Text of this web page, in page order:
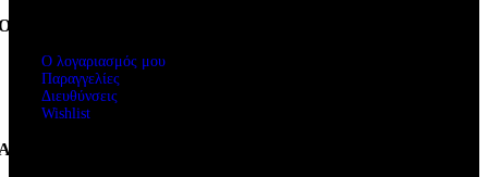
Λογαριασμός μου
Ο λογαριασμός μου
Παραγγελίες
Διευθύνσεις
Wishlist
μας